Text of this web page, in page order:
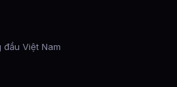
Việt Nam